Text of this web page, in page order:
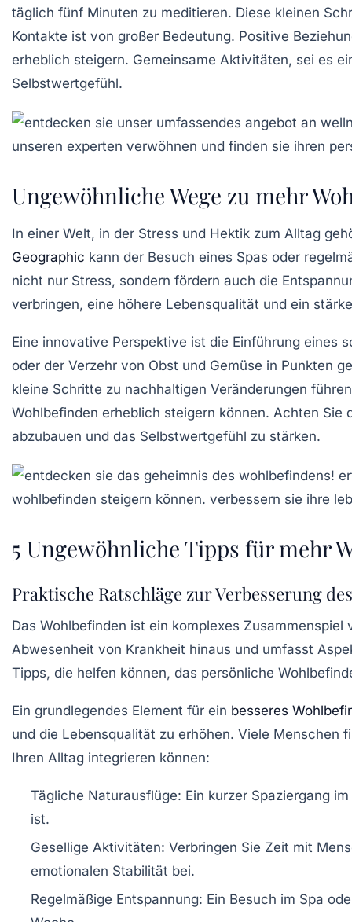
täglich fünf Minuten zu meditieren. Diese kleinen
Kontakte ist von großer Bedeutung. Positive
erheblich steigern. Gemeinsame Aktivitäten, sei es
Selbstwertgefühl.
Ungewöhnliche Wege zu mehr
In einer Welt, in der Stress und Hektik zum Alltag
Geographic kann der Besuch eines Spas oder
nicht nur Stress, sondern fördern auch die
verbringen, eine höhere Lebensqualität und ein
Eine innovative Perspektive ist die Einführung eines
oder der Verzehr von Obst und Gemüse in Punkten
kleine Schritte zu nachhaltigen Veränderungen
Wohlbefinden erheblich steigern können. Achten
abzubauen und das Selbstwertgefühl zu stärken.
5 Ungewöhnliche Tipps für mehr
Praktische Ratschläge zur Verbesserung
Das Wohlbefinden ist ein komplexes
Abwesenheit von Krankheit hinaus und umfasst
Tipps, die helfen können, das persönliche
Ein grundlegendes Element für ein besseres
und die Lebensqualität zu erhöhen. Viele
Ihren Alltag integrieren können:
Tägliche Naturausflüge: Ein kurzer Spaziergang
ist.
Gesellige Aktivitäten: Verbringen Sie Zeit mit
emotionalen Stabilität bei.
Regelmäßige Entspannung: Ein Besuch im Spa